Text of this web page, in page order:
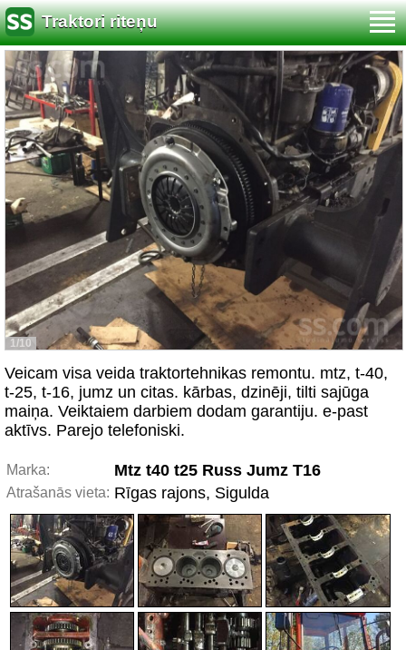
Traktori riteņu
1/10
Veicam visa veida traktortehnikas remontu. mtz, t-40,
t-25, t-16, jumz un citas. kārbas, dzinēji, tilti sajūga
maiņa. Veiktaiem darbiem dodam garantiju. e-past
aktīvs. Parejo telefoniski.
Marka: Mtz t40 t25 Russ Jumz T16
Atrašanās vieta: Rīgas rajons, Sigulda